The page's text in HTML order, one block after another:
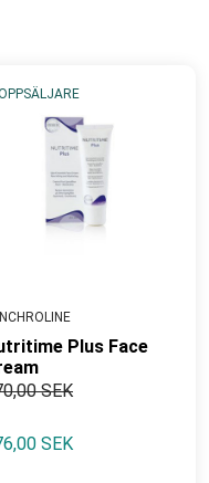
ungdomliga
och strålande,
mer aktiva
Plus Face
SEK
SEK